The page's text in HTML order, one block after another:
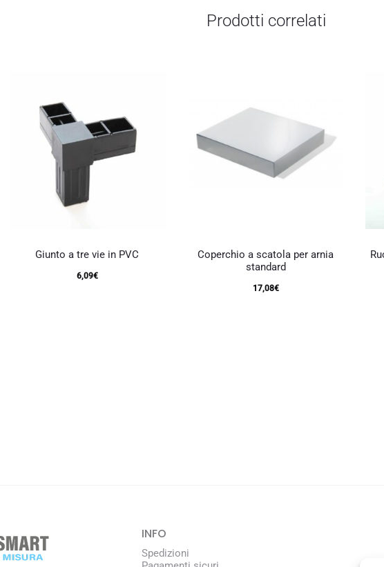
Prodotti correlati
Giunto a tre vie in PVC
6,09€
Coperchio a scatola per arnia
standard
17,08€
INFO
Spedizioni